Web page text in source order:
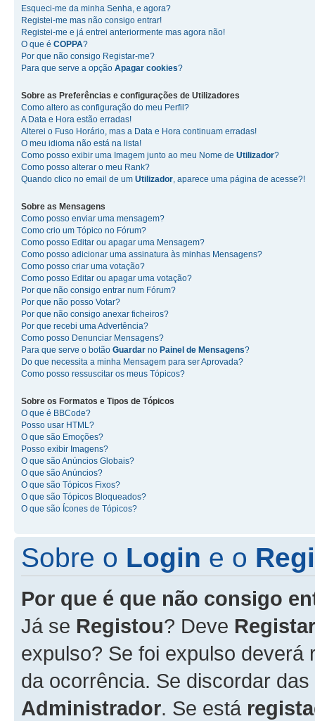
Esqueci-me da minha Senha, e agora?
Registei-me mas não consigo entrar!
Registei-me e já entrei anteriormente mas agora não!
O que é COPPA?
Por que não consigo Registar-me?
Para que serve a opção Apagar cookies?
Sobre as Preferências e configurações de Utilizadores
Como altero as configuração do meu Perfil?
A Data e Hora estão erradas!
Alterei o Fuso Horário, mas a Data e Hora continuam erradas!
O meu idioma não está na lista!
Como posso exibir uma Imagem junto ao meu Nome de Utilizador?
Como posso alterar o meu Rank?
Quando clico no email de um Utilizador, aparece uma página de acesse?!
Sobre as Mensagens
Como posso enviar uma mensagem?
Como crio um Tópico no Fórum?
Como posso Editar ou apagar uma Mensagem?
Como posso adicionar uma assinatura às minhas Mensagens?
Como posso criar uma votação?
Como posso Editar ou apagar uma votação?
Por que não consigo entrar num Fórum?
Por que não posso Votar?
Por que não consigo anexar ficheiros?
Por que recebi uma Advertência?
Como posso Denunciar Mensagens?
Para que serve o botão Guardar no Painel de Mensagens?
Do que necessita a minha Mensagem para ser Aprovada?
Como posso ressuscitar os meus Tópicos?
Sobre os Formatos e Tipos de Tópicos
O que é BBCode?
Posso usar HTML?
O que são Emoções?
Posso exibir Imagens?
O que são Anúncios Globais?
O que são Anúncios?
O que são Tópicos Fixos?
O que são Tópicos Bloqueados?
O que são Ícones de Tópicos?
Sobre o Login e o
Por que é que não consigo
Já se Registou? Deve
expulso? Se foi expulso
da ocorrência. Se discordar
Administrador. Se está